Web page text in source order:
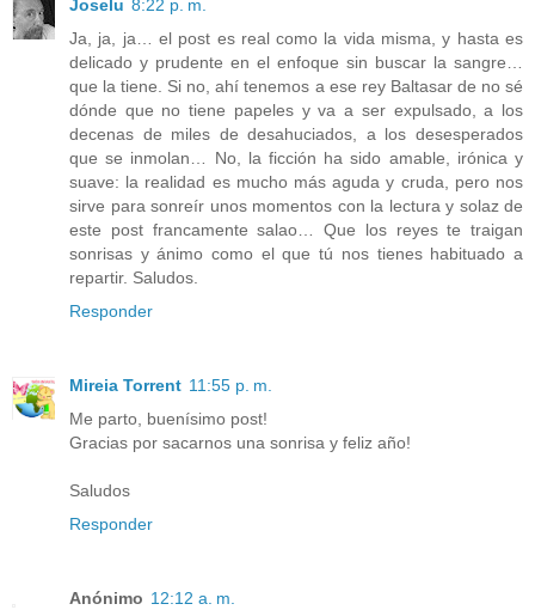
Joselu 8:22 p. m.
Ja, ja, ja… el post es real como la vida misma, y hasta es
delicado y prudente en el enfoque sin buscar la sangre…
que la tiene. Si no, ahí tenemos a ese rey Baltasar de no sé
dónde que no tiene papeles y va a ser expulsado, a los
decenas de miles de desahuciados, a los desesperados
que se inmolan… No, la ficción ha sido amable, irónica y
suave: la realidad es mucho más aguda y cruda, pero nos
sirve para sonreír unos momentos con la lectura y solaz de
este post francamente salao… Que los reyes te traigan
sonrisas y ánimo como el que tú nos tienes habituado a
repartir. Saludos.
Responder
Mireia Torrent 11:55 p. m.
Me parto, buenísimo post!
Gracias por sacarnos una sonrisa y feliz año!
Saludos
Responder
Anónimo 12:12 a. m.